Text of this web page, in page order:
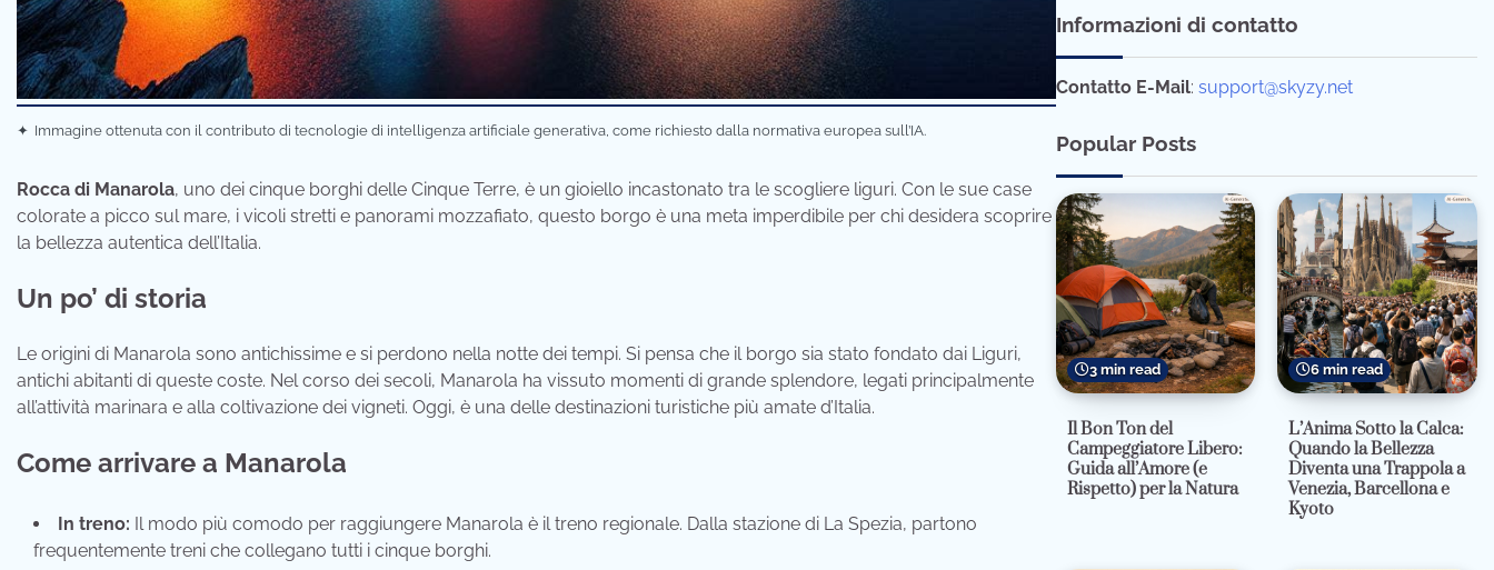
✦ Immagine ottenuta con il contributo di tecnologie di intelligenza artificiale generativa, come richiesto dalla normativa europea sull’IA.
Rocca di Manarola, uno dei cinque borghi delle Cinque Terre, è un gioiello incastonato tra le scogliere liguri. Con le sue case
colorate a picco sul mare, i vicoli stretti e panorami mozzafiato, questo borgo è una meta imperdibile per chi desidera scoprire
la bellezza autentica dell’Italia.
Un po’ di storia
Le origini di Manarola sono antichissime e si perdono nella notte dei tempi. Si pensa che il borgo sia stato fondato dai Liguri,
antichi abitanti di queste coste. Nel corso dei secoli, Manarola ha vissuto momenti di grande splendore, legati principalmente
all’attività marinara e alla coltivazione dei vigneti. Oggi, è una delle destinazioni turistiche più amate d’Italia.
Come arrivare a Manarola
In treno: Il modo più comodo per raggiungere Manarola è il treno regionale. Dalla stazione di La Spezia, partono
frequentemente treni che collegano tutti i cinque borghi.
Informazioni di contatto
Contatto E-Mail: support@skyzy.net
Popular Posts
3 min read
Il Bon Ton del
Campeggiatore Libero:
Guida all’Amore (e
Rispetto) per la Natura
6 min read
L’Anima Sotto la Calca:
Quando la Bellezza
Diventa una Trappola a
Venezia, Barcellona e
Kyoto